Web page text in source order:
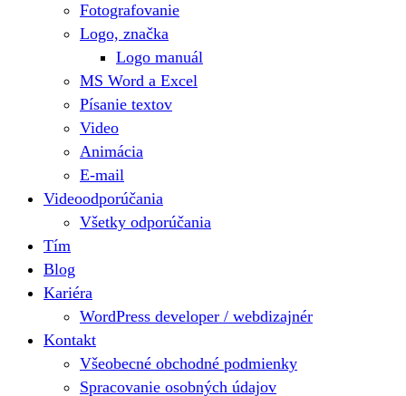
Fotografovanie
Logo, značka
Logo manuál
MS Word a Excel
Písanie textov
Video
Animácia
E-mail
Videoodporúčania
Všetky odporúčania
Tím
Blog
Kariéra
WordPress developer / webdizajnér
Kontakt
Všeobecné obchodné podmienky
Spracovanie osobných údajov